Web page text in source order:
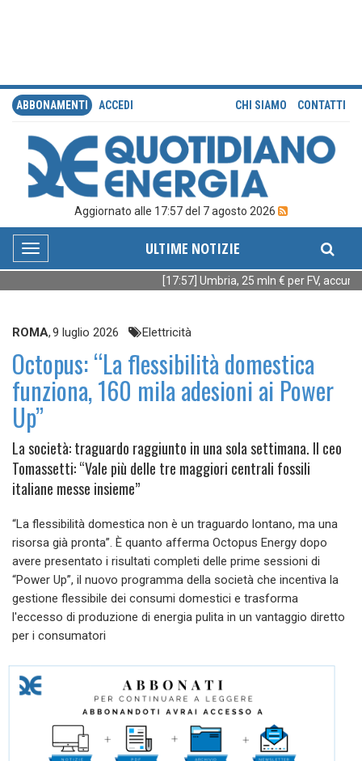
ABBONAMENTI ACCEDI CHI SIAMO CONTATTI
Aggiornato alle 17:57 del 7 agosto 2026
Toggle
navigation
ULTIME NOTIZIE
[17:57] Umbria, 25 mln € per FV,
ROMA,9 luglio 2026 Elettricità
Octopus: “La flessibilità domestica
funziona, 160 mila adesioni ai Power
Up”
La società: traguardo raggiunto in una sola settimana. Il ceo
Tomassetti: “Vale più delle tre maggiori centrali fossili
italiane messe insieme”
“La flessibilità domestica non è un traguardo lontano, ma una
risorsa già pronta”. È quanto afferma Octopus Energy dopo
avere presentato i risultati completi delle prime sessioni di
“Power Up”, il nuovo programma della società che incentiva la
gestione flessibile dei consumi domestici e trasforma
l'eccesso di produzione di energia pulita in un vantaggio diretto
per i consumatori